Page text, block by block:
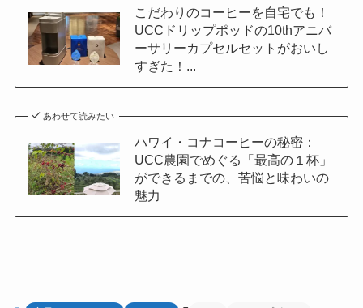
こだわりのコーヒーを自宅でも！
UCCドリップポッドの10thアニバ
ーサリーカプセルセットがおいし
すぎた！...
あわせて読みたい
ハワイ・コナコーヒーの秘密：
UCC農園でめぐる「最高の１杯」
ができるまでの、苦悩と味わいの
魅力